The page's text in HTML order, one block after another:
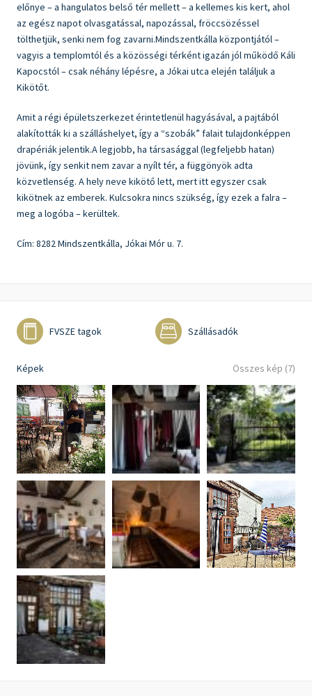
előnye – a hangulatos belső tér mellett – a kellemes kis kert, ahol
az egész napot olvasgatással, napozással, fröccsözéssel
tölthetjük, senki nem fog zavarni.Mindszentkálla központjától –
vagyis a templomtól és a közösségi térként igazán jól működő Káli
Kapocstól – csak néhány lépésre, a Jókai utca elején találjuk a
Kikötőt.
Amit a régi épületszerkezet érintetlenül hagyásával, a pajtából
alakították ki a szálláshelyet, így a “szobák” falait tulajdonképpen
drapériák jelentik.A legjobb, ha társasággal (legfeljebb hatan)
jövünk, így senkit nem zavar a nyílt tér, a függönyök adta
közvetlenség. A hely neve kikötő lett, mert itt egyszer csak
kikötnek az emberek. Kulcsokra nincs szükség, így ezek a falra –
meg a logóba – kerültek.
Cím: 8282 Mindszentkálla, Jókai Mór u. 7.
FVSZE tagok Szállásadók
Képek Összes kép (7)